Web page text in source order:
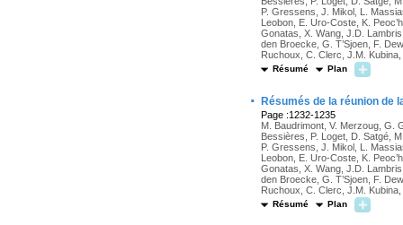
P. Gressens, J. Mikol, L.
Leobon, E. Uro-Coste, K.
Gonatas, X. Wang, J.D.
den Broecke, G. T’Sjoen, F.
Ruchoux, C. Clerc, J.M.
Résumé Plan
· Résumés de la réunion de
Page :1232-1235
M. Baudrimont, V. Merzoug, G.
Bessières, P. Loget, D. Satgé,
P. Gressens, J. Mikol, L.
Leobon, E. Uro-Coste, K.
Gonatas, X. Wang, J.D.
den Broecke, G. T’Sjoen, F.
Ruchoux, C. Clerc, J.M.
Résumé Plan